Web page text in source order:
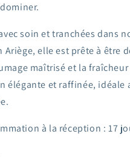
soin et tranchées dans
elle est prête à être
maîtrisé et la
élégante et raffinée, idéale
à la réception : 17